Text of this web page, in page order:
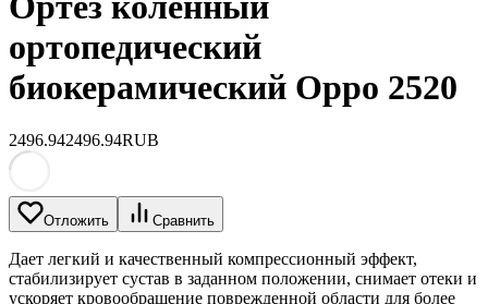
ортопедический
биокерамический Oppo 2520
2496.942496.94RUB
Отложить Сравнить
Дает легкий и качественный компрессионный эффект,
стабилизирует сустав в заданном положении, снимает отеки и
ускоряет кровообращение поврежденной области для более